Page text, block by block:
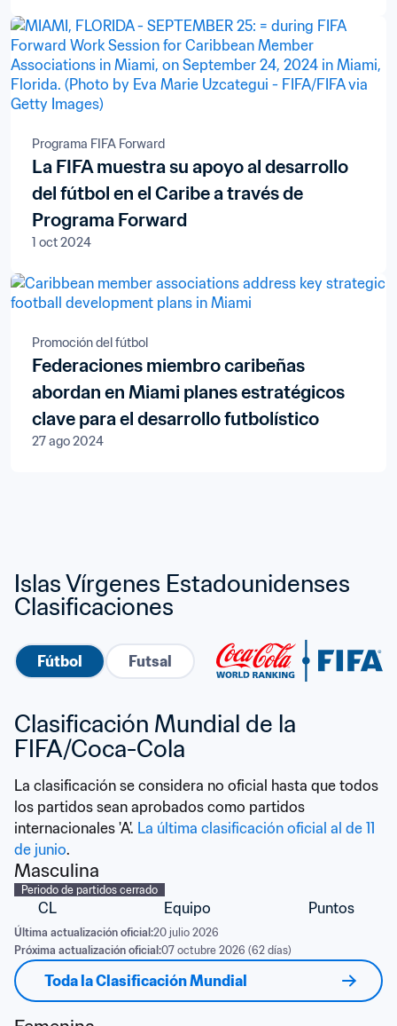
Programa FIFA Forward
La FIFA muestra su apoyo al desarrollo
del fútbol en el Caribe a través de
Programa Forward
1 oct 2024
Promoción del fútbol
Federaciones miembro caribeñas
abordan en Miami planes estratégicos
clave para el desarrollo futbolístico
27 ago 2024
Islas Vírgenes Estadounidenses
Clasificaciones
Fútbol Futsal
Clasificación Mundial de la
FIFA/Coca-Cola
La clasificación se considera no oficial hasta que todos
los partidos sean aprobados como partidos
internacionales 'A'. La última clasificación oficial al de 11
de junio.
Masculina
Periodo de partidos cerrado
CL Equipo Puntos
Última actualización oficial:20 julio 2026
Próxima actualización oficial:07 octubre 2026 (62 días)
Toda la Clasificación Mundial